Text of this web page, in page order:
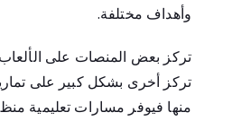
وأهداف مختلفة.
تركز بعض المنصات على الألعاب
تركز أخرى بشكل كبير على
منها فيوفر مسارات تعليمية